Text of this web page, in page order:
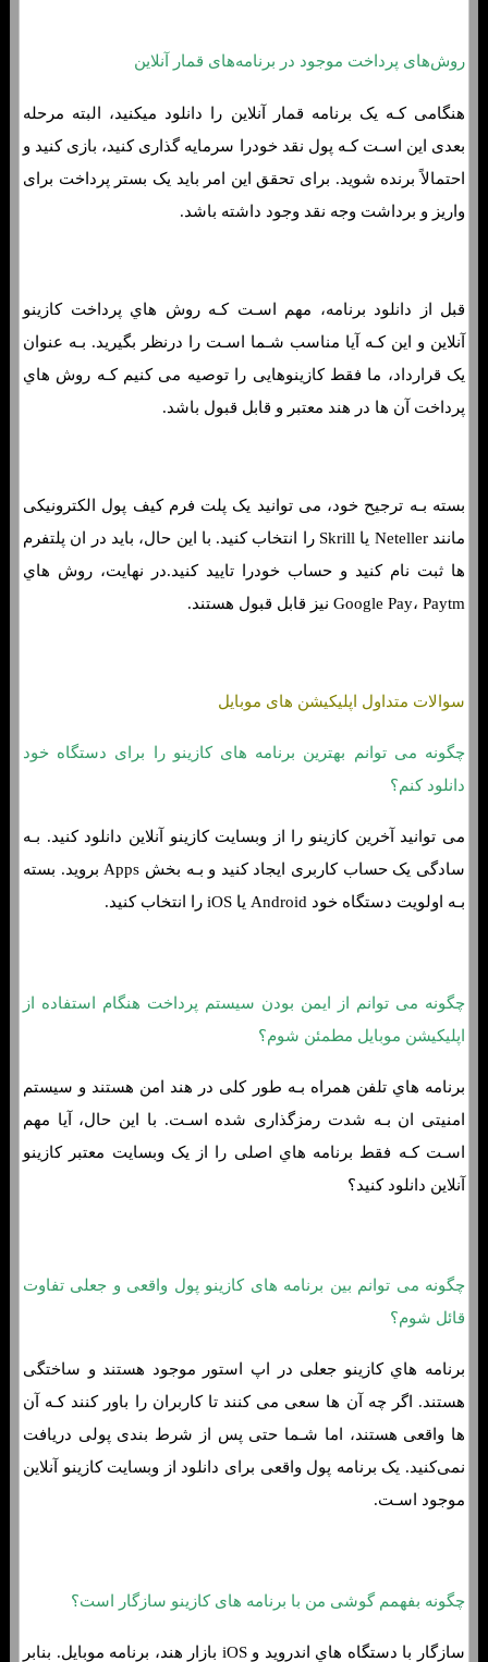
روش‌های پرداخت موجود در برنامه‌های قمار آنلاین
هنگامی کـه یک برنامه قمار آنلاین را دانلود میکنید، البته مرحله
بعدی این اسـت کـه پول نقد خودرا سرمایه گذاری کنید، بازی کنید و
احتمالاً برنده شوید. برای تحقق این امر باید یک بستر پرداخت برای
واریز و برداشت وجه نقد وجود داشته باشد.
قبل از دانلود برنامه، مهم اسـت کـه روش هاي‌ پرداخت کازینو
آنلاین و این کـه آیا مناسب شـما اسـت را درنظر بگیرید. بـه عنوان
یک قرارداد، ما فقط کازینوهایی را توصیه می کنیم کـه روش هاي‌
پرداخت آن ها در هند معتبر و قابل قبول باشد.
بسته بـه ترجیح خود، می توانید یک پلت فرم کیف پول الکترونیکی
مانند Neteller یا Skrill را انتخاب کنید. با این حال، باید در ان پلتفرم
ها ثبت نام کنید و حساب خودرا تایید کنید.در نهایت، روش هاي‌
Google Pay، Paytm نیز قابل قبول هستند.
سوالات متداول اپلیکیشن های موبایل
چگونه می توانم بهترین برنامه های کازینو را برای دستگاه خود
دانلود کنم؟
می توانید آخرین کازینو را از وبسایت کازینو آنلاین دانلود کنید. بـه
سادگی یک حساب کاربری ایجاد کنید و بـه بخش Apps بروید. بسته
بـه اولویت دستگاه خود Android یا iOS را انتخاب کنید.
چگونه می توانم از ایمن بودن سیستم پرداخت هنگام استفاده از
اپلیکیشن موبایل مطمئن شوم؟
برنامه هاي‌ تلفن همراه بـه طور کلی در هند امن هستند و سیستم
امنیتی ان بـه شدت رمزگذاری شده اسـت. با این حال، آیا مهم
اسـت کـه فقط برنامه هاي‌ اصلی را از یک وبسایت معتبر کازینو
آنلاین دانلود کنید؟
چگونه می توانم بین برنامه های کازینو پول واقعی و جعلی تفاوت
قائل شوم؟
برنامه هاي‌ کازینو جعلی در اپ استور موجود هستند و ساختگی
هستند. اگر چه آن ها سعی می کنند تا کاربران را باور کنند کـه آن
ها واقعی هستند، اما شـما حتی پس از شرط بندی پولی دریافت
نمی‌کنید. یک برنامه پول واقعی برای دانلود از وبسایت کازینو آنلاین
موجود اسـت.
چگونه بفهمم گوشی من با برنامه های کازینو سازگار است؟
سازگار با دستگاه هاي‌ اندروید و iOS بازار هند، برنامه موبایل. بنابر